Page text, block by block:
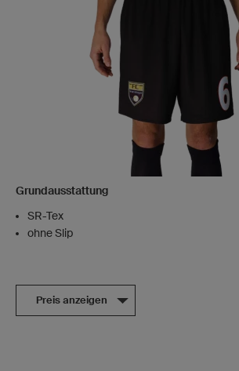
Grundausstattung
SR-Tex
ohne Slip
Preis anzeigen